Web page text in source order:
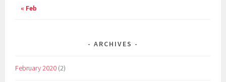
« Feb
ARCHIVES
February 2020 (2)